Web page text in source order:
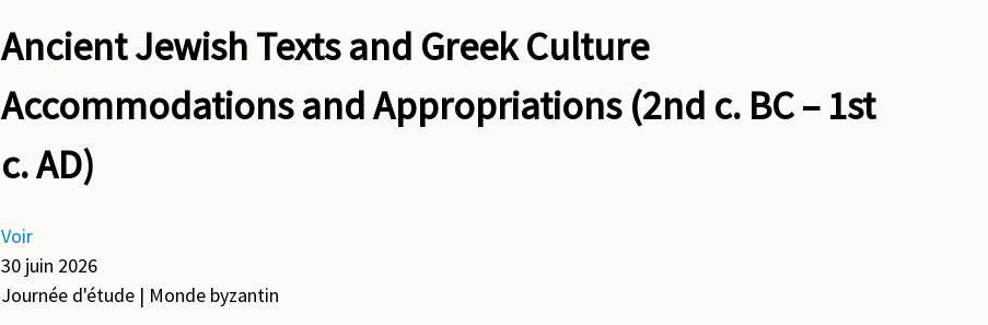
Ancient Jewish Texts and Greek Culture
Accommodations and Appropriations (2nd c. BC – 1st
c. AD)
Voir
30 juin 2026
Journée d'étude | Monde byzantin